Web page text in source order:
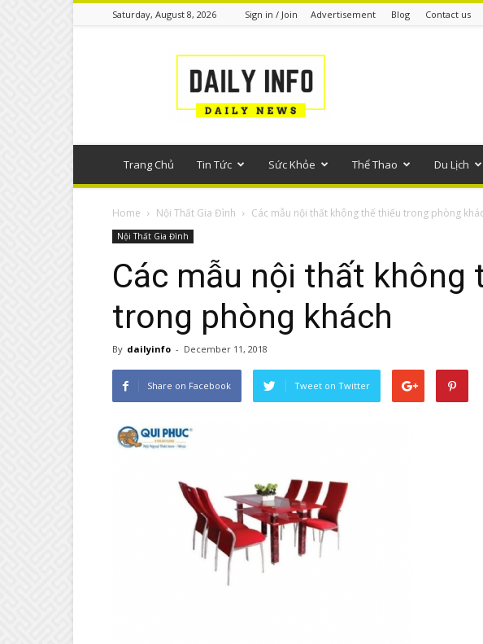
Saturday, August 8, 2026 Sign in / Join Advertisement Blog Contact us
thông
Trang Chủ Tin Tức Sức Khỏe Thể Thao Du Lịch
Home Nội Thất Gia Đình Các mẫu nội thất không thể thiếu trong phòng
Nội Thất Gia Đình
Các mẫu nội thất không
trong phòng khách
By dailyinfo - December 11, 2018
Share on Facebook Tweet on Twitter